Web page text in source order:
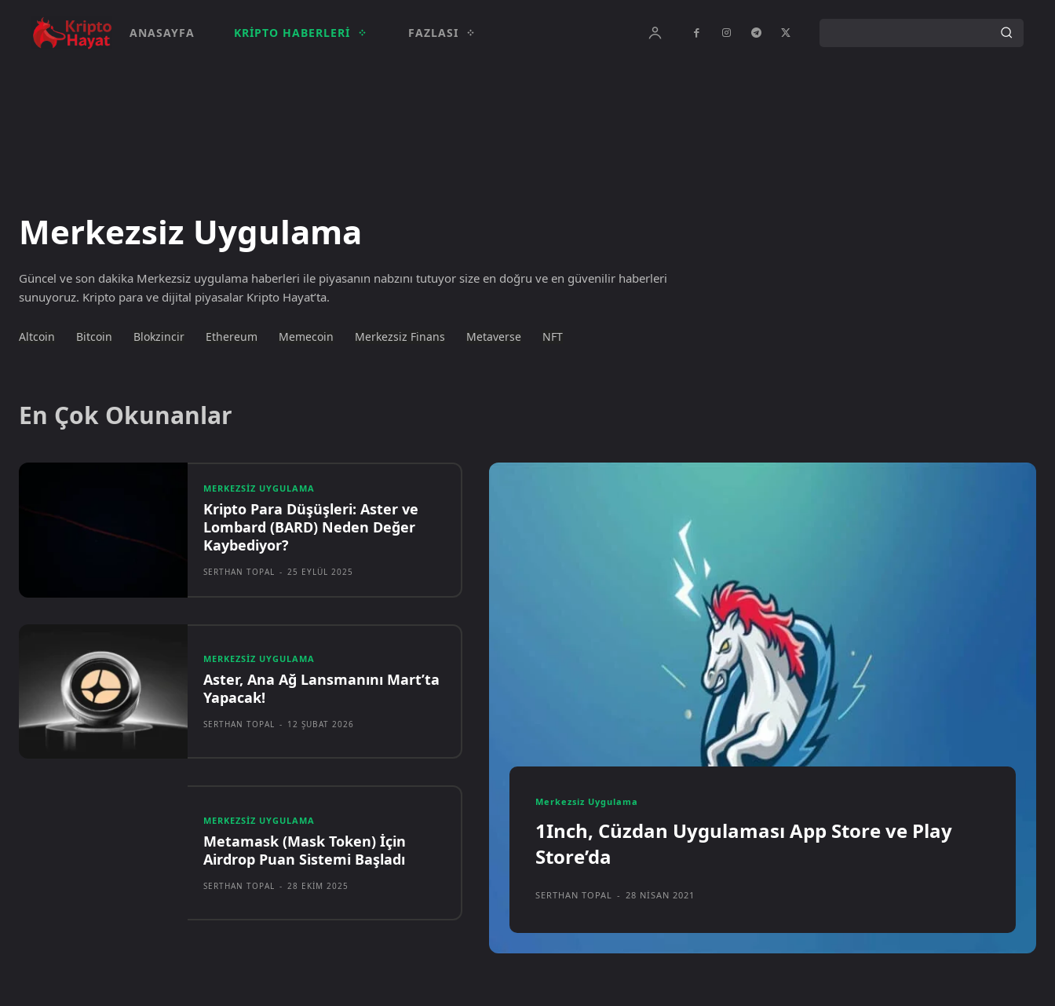
ANASAYFA KRIPTO HABERLERI FAZLASI
Merkezsiz Uygulama
Güncel ve son dakika Merkezsiz uygulama haberleri ile piyasanın nabzını tutuyor size en doğru ve en güvenilir haberleri
sunuyoruz. Kripto para ve dijital piyasalar Kripto Hayat’ta.
Altcoin Bitcoin Blokzincir Ethereum Memecoin Merkezsiz Finans Metaverse NFT
En Çok Okunanlar
MERKEZSIZ UYGULAMA
Kripto Para Düşüşleri: Aster ve
Lombard (BARD) Neden Değer
Kaybediyor?
SERTHAN TOPAL - 25 EYLÜL 2025
MERKEZSIZ UYGULAMA
Aster, Ana Ağ Lansmanını Mart’ta
Yapacak!
SERTHAN TOPAL - 12 ŞUBAT 2026
MERKEZSIZ UYGULAMA
Metamask (Mask Token) İçin
Airdrop Puan Sistemi Başladı
SERTHAN TOPAL - 28 EKIM 2025
Merkezsiz Uygulama
1Inch, Cüzdan Uygulaması App Store ve Play
Store’da
SERTHAN TOPAL - 28 NISAN 2021